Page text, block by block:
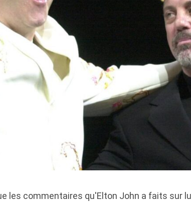
les commentaires qu'Elton John a faits sur